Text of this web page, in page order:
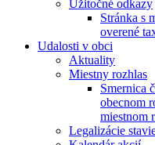
Užitočné odkazy
Stránka s
overené
Udalosti v obci
Aktuality
Miestny rozhlas
Smernica
obecnom
miestnom
Legalizácie